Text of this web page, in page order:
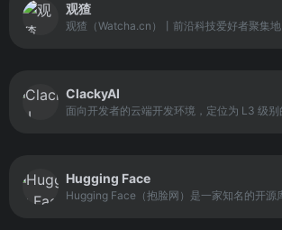
观猹
观猹（Watcha.cn）丨前沿科技爱好者聚集地
ClackyAI
Hugging Face